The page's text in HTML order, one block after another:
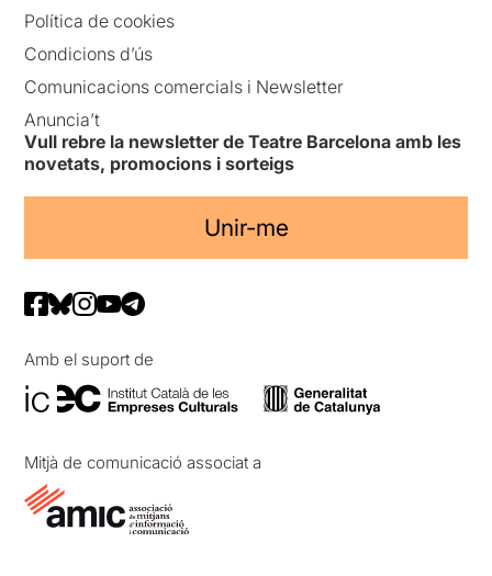
Política de cookies
Condicions d’ús
Comunicacions comercials i Newsletter
Anuncia’t
Vull rebre la newsletter de Teatre Barcelona amb les
novetats, promocions i sorteigs
Unir-me
Amb el suport de
Mitjà de comunicació associat a